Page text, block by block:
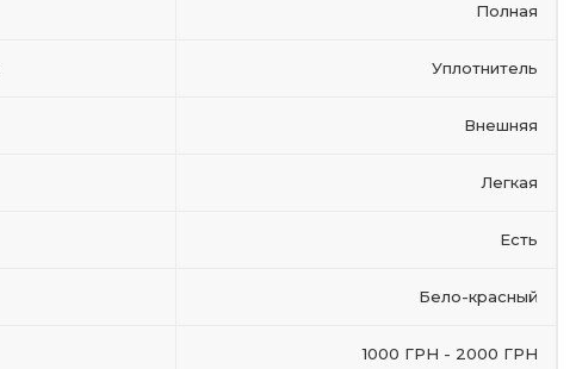
Полная
Уплотнитель
Внешняя
Легкая
Есть
Бело-красный
1000 ГРН - 2000 ГРН